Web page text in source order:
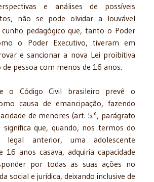
e análises de possíveis
não se pode olvidar a louvável
pedagógico que, tanto o Poder
o Poder Executivo, tiveram em
e sancionar a nova Lei proibitiva
pessoa com menos de 16 anos.
o Código Civil brasileiro prevê o
causa de emancipação, fazendo
de menores (art. 5.º, parágrafo
significa que, quando, nos termos do
legal anterior, uma adolescente
16 anos casava, adquiria capacidade
por todas as suas ações no
social e jurídica, deixando inclusive de